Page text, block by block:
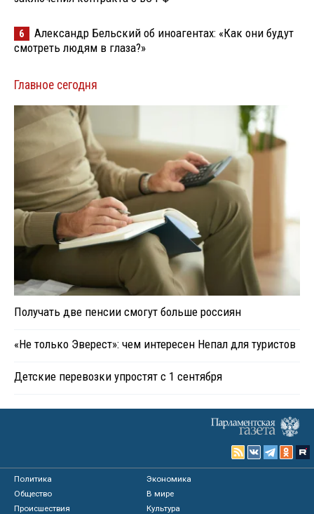
6
Александр Бельский об иноагентах: «Как они будут
смотреть людям в глаза?»
Главное сегодня
Получать две пенсии смогут больше россиян
«Не только Эверест»: чем интересен Непал для туристов
Детские перевозки упростят с 1 сентября
Политика
Экономика
Общество
В мире
Происшествия
Культура